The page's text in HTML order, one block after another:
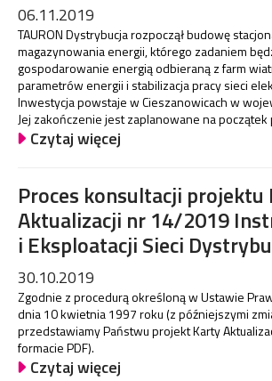
06.11.2019
TAURON Dystrybucja rozpoczął budowę
magazynowania energii, którego zadaniem
gospodarowanie energią odbieraną z farm
parametrów energii i stabilizacja pracy sieci
Inwestycja powstaje w Cieszanowicach w
Jej zakończenie jest zaplanowane na początek
Czytaj więcej
Proces konsultacji projektu
Aktualizacji nr 14/2019
i Eksploatacji Sieci
30.10.2019
Zgodnie z procedurą określoną w Ustawie
dnia 10 kwietnia 1997 roku (z późniejszymi
przedstawiamy Państwu projekt Karty
formacie PDF).
Czytaj więcej